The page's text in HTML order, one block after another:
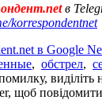
в
korrespondentnet
в Google
, обстрел,
виділіть
щоб